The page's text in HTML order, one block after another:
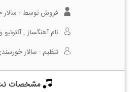
فروش توسط :
نام آهنگساز :
تنظیم : سالار
مشخصات